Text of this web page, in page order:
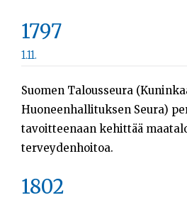
1797
1.11.
Suomen Talousseura
Huoneenhallituksen Seura)
tavoitteenaan kehittää
terveydenhoitoa.
1802